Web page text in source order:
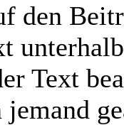
den
Text
jemand